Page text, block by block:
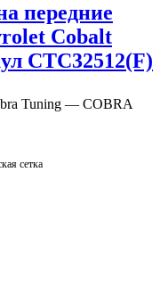
передние
Cobalt
CTC32512(F)
Tuning — COBRA
сетка